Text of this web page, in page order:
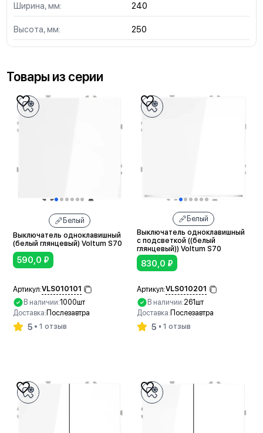
Ширина, мм: 240
Высота, мм: 250
Товары из серии
Белый
Выключатель одноклавишный
(белый глянцевый) Voltum S70
590,0 ₽
Артикул:VLS010101
В наличии:1000шт
Доставка: Послезавтра
5 1 отзыв
Белый
Выключатель одноклавишный
с подсветкой ((белый
глянцевый)) Voltum S70
830,0 ₽
Артикул:VLS010201
В наличии:261шт
Доставка: Послезавтра
5 1 отзыв